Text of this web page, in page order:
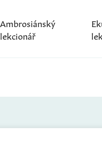
Ambrosiánský
lekcionář